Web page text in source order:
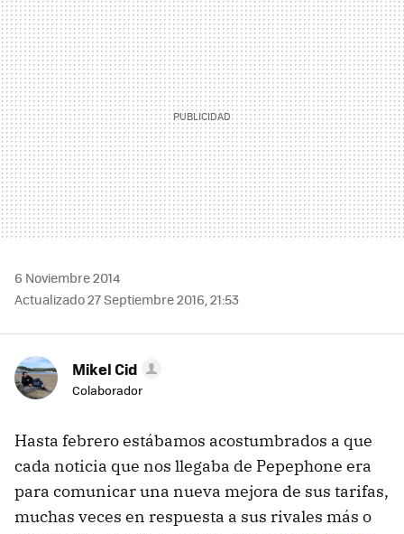
MAIL
6 Noviembre 2014
Actualizado 27 Septiembre 2016, 21:53
Mikel Cid
Colaborador
Hasta febrero estábamos acostumbrados a que
cada noticia que nos llegaba de Pepephone era
para comunicar una nueva mejora de sus tarifas,
muchas veces en respuesta a sus rivales más o